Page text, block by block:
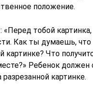
положение.
«Перед тобой картинка,
Как ты думаешь, что
картинке? Что
Ребенок должен
картинке.